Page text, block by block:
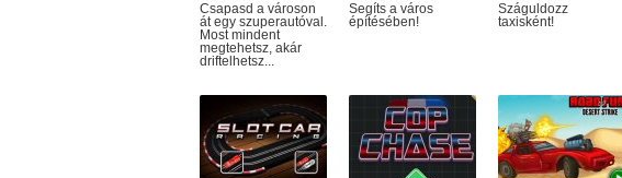
Csapasd a városon
át egy szuperautóval.
Most mindent
megtehetsz, akár
driftelhetsz...
Segíts a város
építésében!
Száguldozz
taxisként!